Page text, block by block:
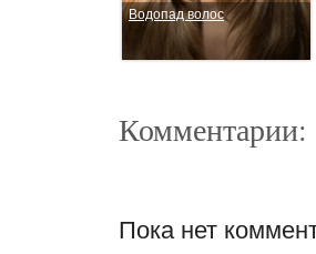
Водопад волос
Комментарии:
Пока нет